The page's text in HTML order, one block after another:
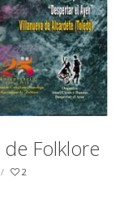
Folklore
/ 2